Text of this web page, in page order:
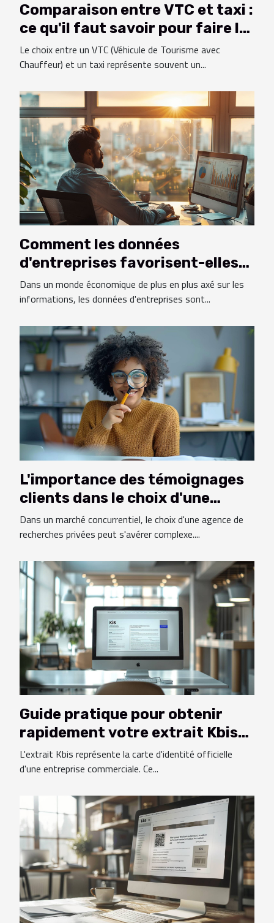
Comparaison entre VTC et taxi :
ce qu'il faut savoir pour faire le
bon choix
Le choix entre un VTC (Véhicule de Tourisme avec
Chauffeur) et un taxi représente souvent un...
Comment les données
d'entreprises favorisent-elles
la croissance commerciale ?
Dans un monde économique de plus en plus axé sur les
informations, les données d'entreprises sont...
L'importance des témoignages
clients dans le choix d'une
agence de recherches privées
Dans un marché concurrentiel, le choix d'une agence de
recherches privées peut s'avérer complexe....
Guide pratique pour obtenir
rapidement votre extrait Kbis
en PDF
L'extrait Kbis représente la carte d'identité officielle
d'une entreprise commerciale. Ce...